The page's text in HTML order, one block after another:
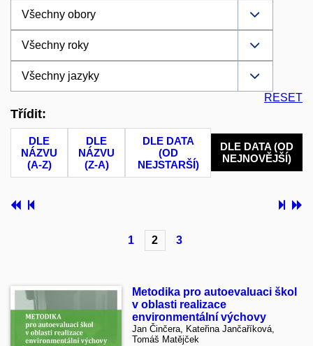
RESET
Třídit:
DLE
NÁZVU
(A-Z)
DLE
NÁZVU
(Z-A)
DLE DATA
(OD
NEJSTARŠÍ)
DLE DATA (OD
NEJNOVĚJŠÍ)
1 2 3
Metodika pro autoevaluaci škol
v oblasti realizace
environmentální výchovy
Jan Činčera, Kateřina Jančaříková,
Tomáš Matějček